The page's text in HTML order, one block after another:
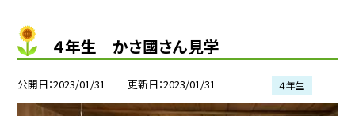
４年生 かさ國さん見学
公開日 2023/01/31 更新日 2023/01/31 ４年生